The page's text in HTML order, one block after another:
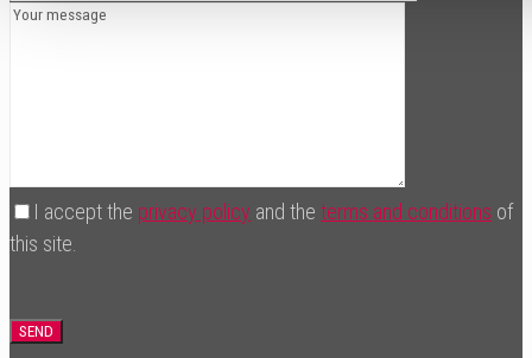
I accept the privacy policy and the terms and conditions of
this site.